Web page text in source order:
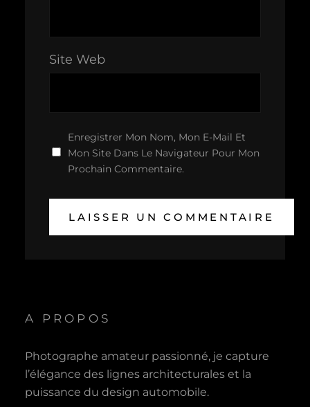
Site Web
Enregistrer Mon Nom, Mon E-Mail Et
Mon Site Dans Le Navigateur Pour Mon
Prochain Commentaire.
A PROPOS
Photographe amateur passionné, je capture
l’élégance des lignes architecturales et la
puissance du design automobile.